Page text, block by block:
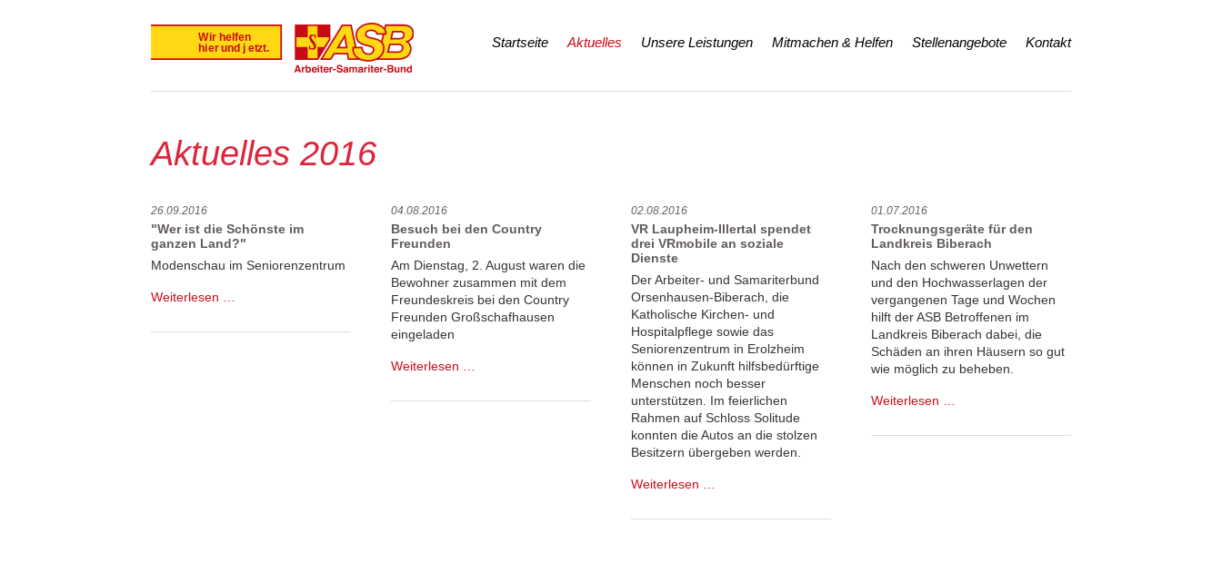
Navigation
Startseite Aktuelles Unsere Leistungen Mitmachen & Helfen Stellenangebote Kontakt
Aktuelles 2016
26.09.2016
"Wer ist die Schönste im
ganzen Land?"
Modenschau im Seniorenzentrum
Weiterlesen …
die
04.08.2016
Besuch bei den Country
Freunden
Am Dienstag, 2. August waren die
Bewohner zusammen mit dem
Freundeskreis bei den Country
Freunden Großschafhausen
eingeladen
Weiterlesen …
den
02.08.2016
VR Laupheim-Illertal spendet
drei VRmobile an soziale
Dienste
Der Arbeiter- und Samariterbund
Orsenhausen-Biberach, die
Katholische Kirchen- und
Hospitalpflege sowie das
Seniorenzentrum in Erolzheim
können in Zukunft hilfsbedürftige
Menschen noch besser
unterstützen. Im feierlichen
Rahmen auf Schloss Solitude
konnten die Autos an die stolzen
Besitzern übergeben werden.
Weiterlesen …
Illertal
01.07.2016
Trocknungsgeräte für den
Landkreis Biberach
Nach den schweren Unwettern
und den Hochwasserlagen der
vergangenen Tage und Wochen
hilft der ASB Betroffenen im
Landkreis Biberach dabei, die
Schäden an ihren Häusern so gut
wie möglich zu beheben.
Weiterlesen …
den